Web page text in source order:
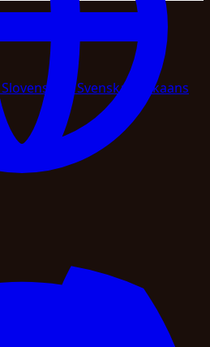
SlovenscinaSvenska Afrikaans